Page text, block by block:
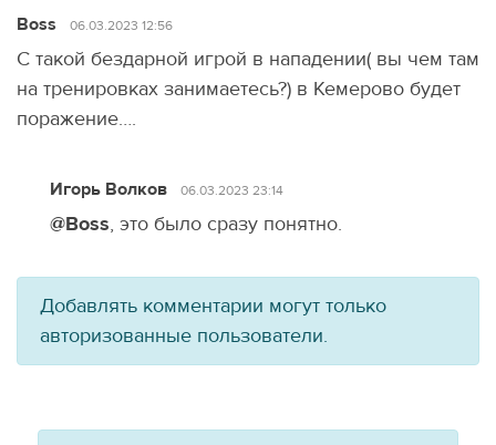
Boss 06.03.2023 12:56
С такой бездарной игрой в нападении( вы чем там
на тренировках занимаетесь?) в Кемерово будет
поражение….
Игорь Волков 06.03.2023 23:14
@Boss, это было сразу понятно.
Добавлять комментарии могут только
авторизованные пользователи.